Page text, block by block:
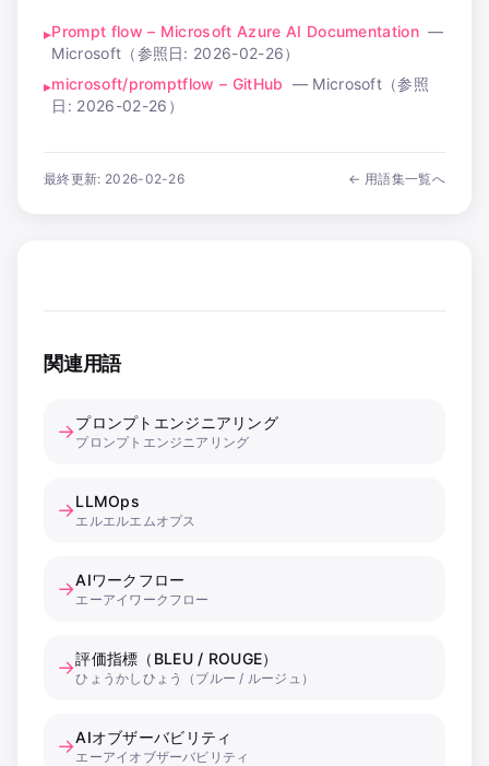
▸Prompt flow – Microsoft Azure AI Documentation —
Microsoft （参照日: 2026-02-26）
▸microsoft/promptflow – GitHub — Microsoft （参照
日: 2026-02-26 ）
最終更新: 2026-02-26 ← 用語集一覧へ
関連用語
→プロンプトエンジニアリング
プロンプトエンジニアリング
→LLMOps
エルエルエムオプス
→AIワークフロー
エーアイワークフロー
→評価指標（BLEU / ROUGE）
ひょうかしひょう（ブルー / ルージュ）
→AIオブザーバビリティ
エーアイオブザーバビリティ